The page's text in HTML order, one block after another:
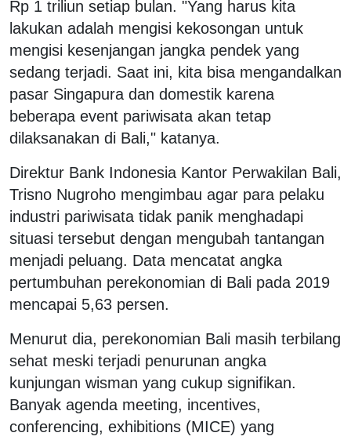
Rp 1 triliun setiap bulan. "Yang harus kita
lakukan adalah mengisi kekosongan untuk
mengisi kesenjangan jangka pendek yang
sedang terjadi. Saat ini, kita bisa mengandalkan
pasar Singapura dan domestik karena
beberapa event pariwisata akan tetap
dilaksanakan di Bali," katanya.
Direktur Bank Indonesia Kantor Perwakilan Bali,
Trisno Nugroho mengimbau agar para pelaku
industri pariwisata tidak panik menghadapi
situasi tersebut dengan mengubah tantangan
menjadi peluang. Data mencatat angka
pertumbuhan perekonomian di Bali pada 2019
mencapai 5,63 persen.
Menurut dia, perekonomian Bali masih terbilang
sehat meski terjadi penurunan angka
kunjungan wisman yang cukup signifikan.
Banyak agenda meeting, incentives,
conferencing, exhibitions (MICE) yang